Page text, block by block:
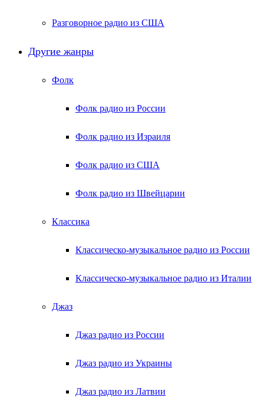
Разговорное радио из США
Другие жанры
Фолк
Фолк радио из России
Фолк радио из Израиля
Фолк радио из США
Фолк радио из Швейцарии
Классика
Классическо-музыкальное радио из России
Классическо-музыкальное радио из Италии
Джаз
Джаз радио из России
Джаз радио из Украины
Джаз радио из Латвии